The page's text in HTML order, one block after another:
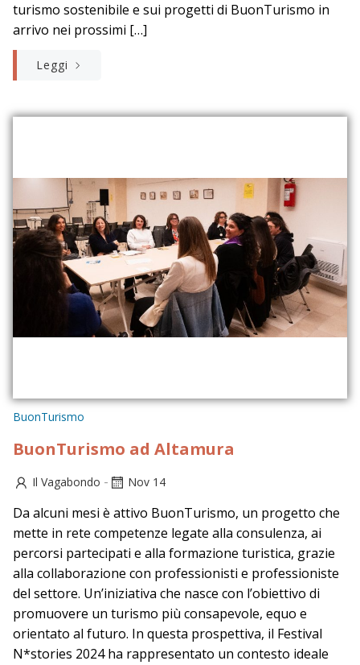
turismo sostenibile e sui progetti di BuonTurismo in
arrivo nei prossimi […]
Leggi
BuonTurismo
BuonTurismo ad Altamura
Il Vagabondo - Nov 14
Da alcuni mesi è attivo BuonTurismo, un progetto che
mette in rete competenze legate alla consulenza, ai
percorsi partecipati e alla formazione turistica, grazie
alla collaborazione con professionisti e professioniste
del settore. Un’iniziativa che nasce con l’obiettivo di
promuovere un turismo più consapevole, equo e
orientato al futuro. In questa prospettiva, il Festival
N*stories 2024 ha rappresentato un contesto ideale